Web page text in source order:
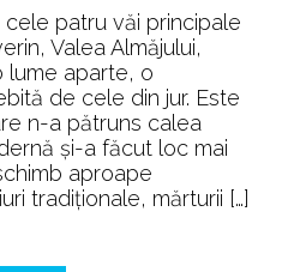
cele patru văi principale
Valea Almăjului,
lume aparte, o
de cele din jur. Este
n-a pătruns calea
și-a făcut loc mai
aproape
tradiționale, mărturii […]